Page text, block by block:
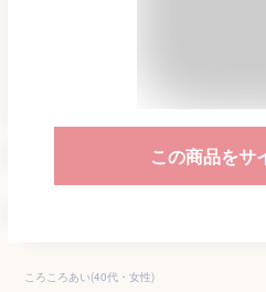
この商品をサ
ころころあい(40代・女性)